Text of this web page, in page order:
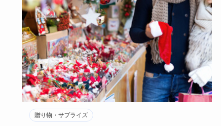
贈り物・サプライズ